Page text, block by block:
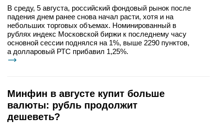
В среду, 5 августа, российский фондовый рынок после
падения днем ранее снова начал расти, хотя и на
небольших торговых объемах. Номинированный в
рублях индекс Московской биржи к последнему часу
основной сессии поднялся на 1%, выше 2290 пунктов,
а долларовый РТС прибавил 1,25%.
Минфин в августе купит больше
валюты: рубль продолжит
дешеветь?